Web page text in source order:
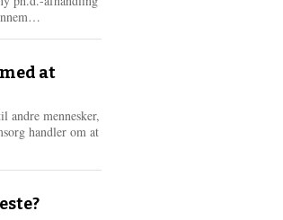
e
e
at
andre mennesker,
handler om at